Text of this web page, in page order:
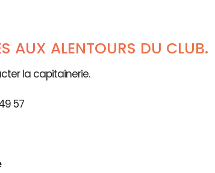
AUX ALENTOURS DU CLUB.
la capitainerie.
57